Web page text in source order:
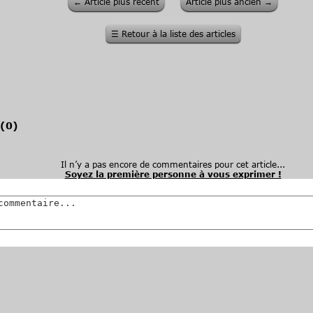
☰ Retour à la liste des articles
0)
Il n’y a pas encore de commentaires pour cet article...
Soyez la première personne à vous exprimer !